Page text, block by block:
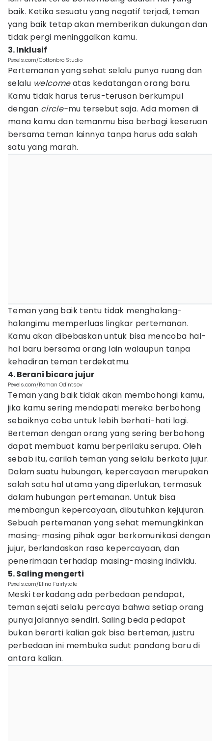
baik. Ketika sesuatu yang negatif terjadi, teman
yang baik tetap akan memberikan dukungan dan
tidak pergi meninggalkan kamu.
3. Inklusif
Pexels.com/Cottonbro Studio
Pertemanan yang sehat selalu punya ruang dan
selalu welcomeatas kedatangan orang baru.
Kamu tidak harus terus-terusan berkumpul
dengan circle-mu tersebut saja. Ada momen di
mana kamu dan temanmu bisa berbagi keseruan
bersama teman lainnya tanpa harus ada salah
satu yang marah.
Teman yang baik tentu tidak menghalang-
halangimu memperluas lingkar pertemanan.
Kamu akan dibebaskan untuk bisa mencoba hal-
hal baru bersama orang lain walaupun tanpa
kehadiran teman terdekatmu.
4. Berani bicara jujur
Pexels.com/Roman Odintsov
Teman yang baik tidak akan membohongi kamu,
jika kamu sering mendapati mereka berbohong
sebaiknya coba untuk lebih berhati-hati lagi.
Berteman dengan orang yang sering berbohong
dapat membuat kamu berperilaku serupa. Oleh
sebab itu, carilah teman yang selalu berkata jujur.
Dalam suatu hubungan, kepercayaan merupakan
salah satu hal utama yang diperlukan, termasuk
dalam hubungan pertemanan. Untuk bisa
membangun kepercayaan, dibutuhkan kejujuran.
Sebuah pertemanan yang sehat memungkinkan
masing-masing pihak agar berkomunikasi dengan
jujur, berlandaskan rasa kepercayaan, dan
penerimaan terhadap masing-masing individu.
5. Saling mengerti
Pexels.com/Elina Fairlytale
Meski terkadang ada perbedaan pendapat,
teman sejati selalu percaya bahwa setiap orang
punya jalannya sendiri. Saling beda pedapat
bukan berarti kalian gak bisa berteman, justru
perbedaan ini membuka sudut pandang baru di
antara kalian.